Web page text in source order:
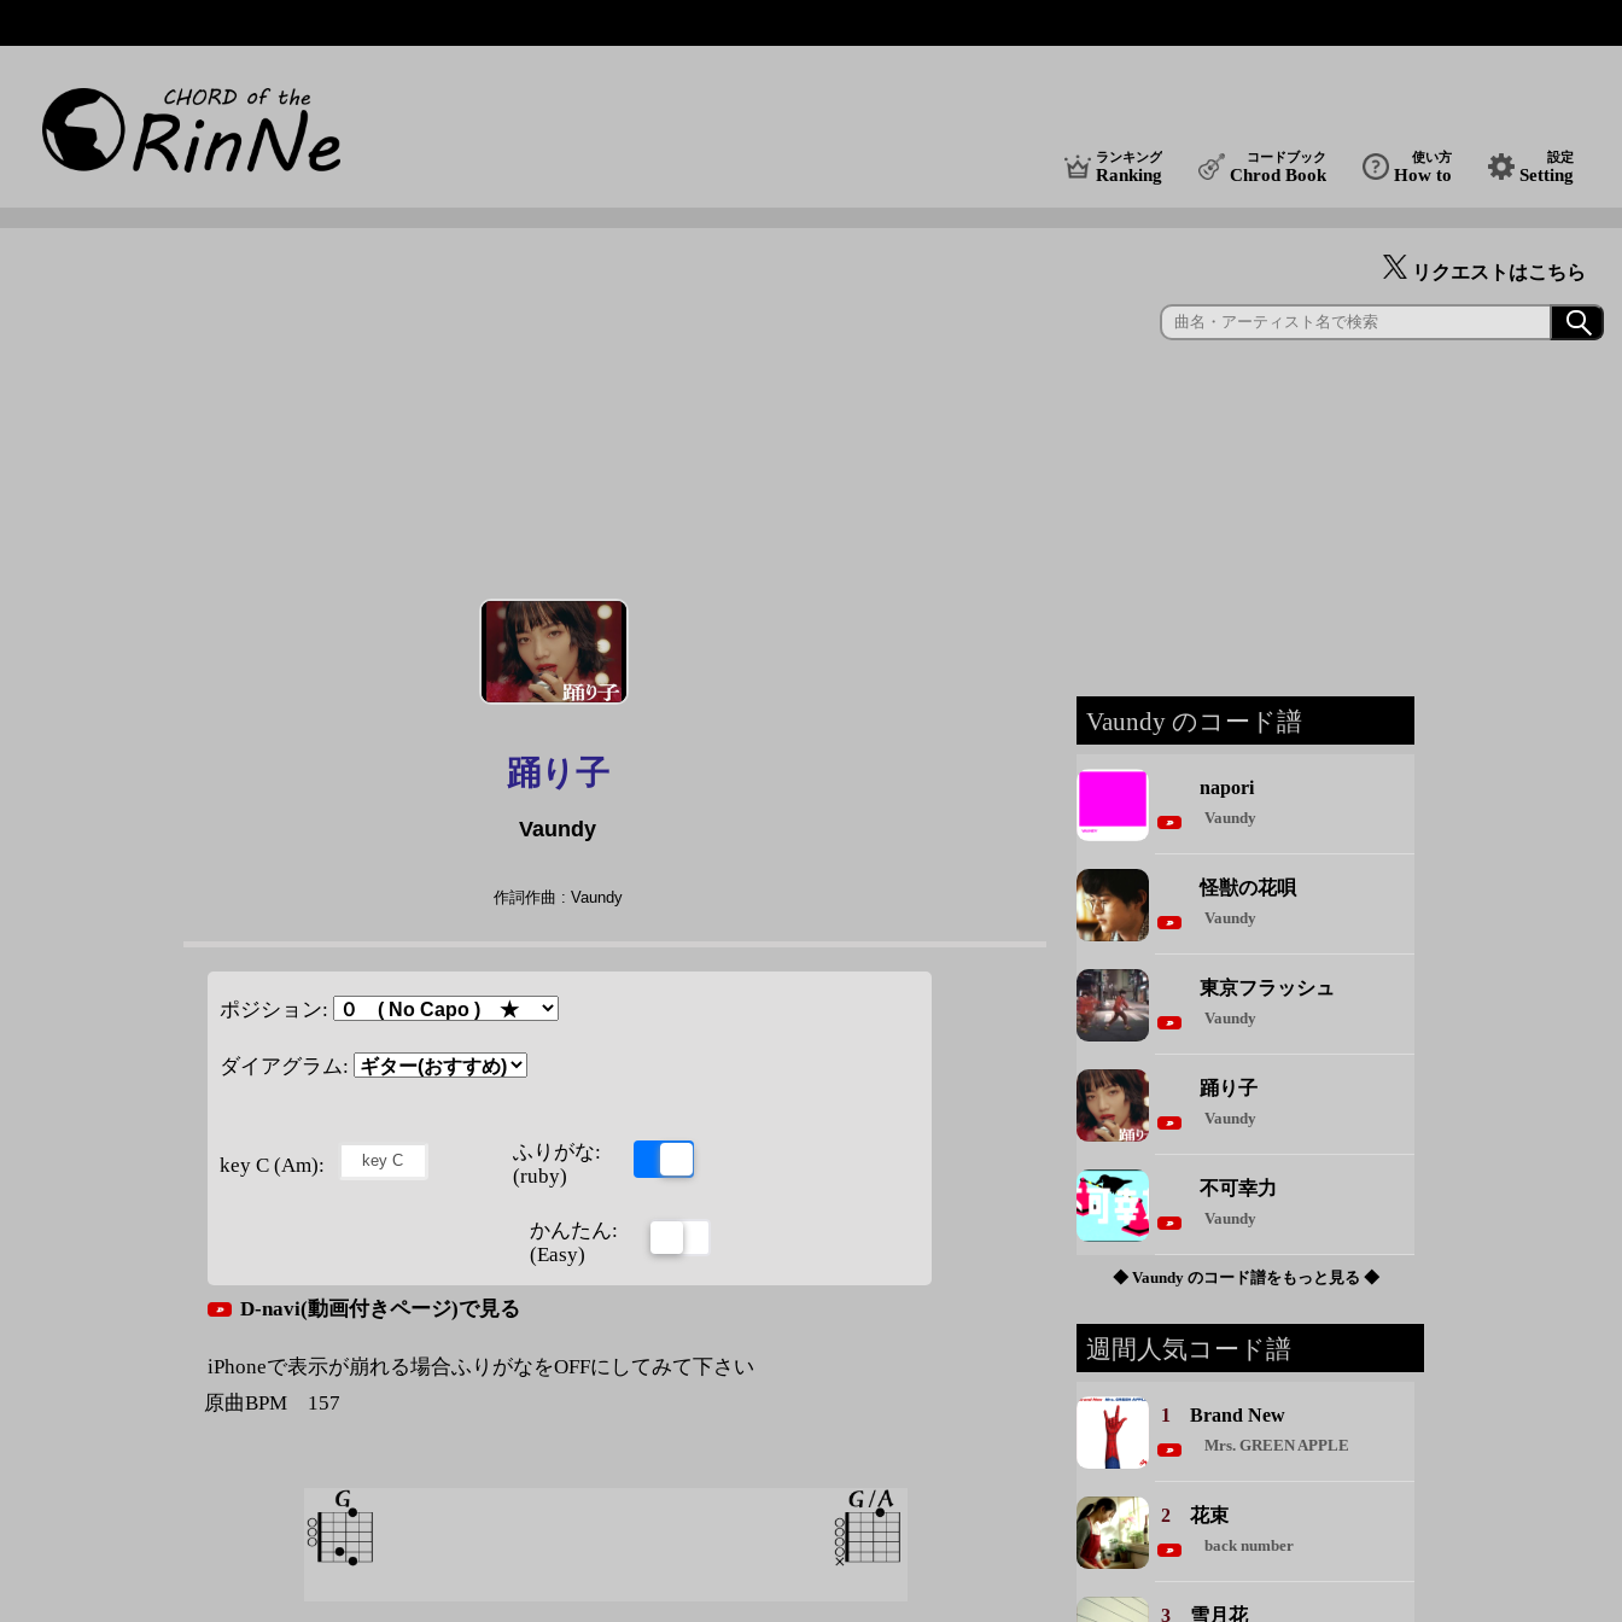
ランキング
Ranking
コードブック
Chrod Book
使い方
How to
設定
Setting
リクエストはこちら
踊り子
Vaundy
作詞作曲 : Vaundy
ポジション:
ダイアグラム:
key C (Am):
ふりがな:
(ruby)
かんたん:
(Easy)
D-navi(動画付きページ)で見る
iPhoneで表示が崩れる場合ふりがなをOFFにしてみて下さい
原曲BPM 157
Vaundy のコード譜
napori
Vaundy
怪獣の花唄
Vaundy
東京フラッシュ
Vaundy
踊り子
Vaundy
不可幸力
Vaundy
◆ Vaundy のコード譜をもっと見る ◆
週間人気コード譜
1 Brand New
Mrs. GREEN APPLE
2 花束
back number
3 雪月花